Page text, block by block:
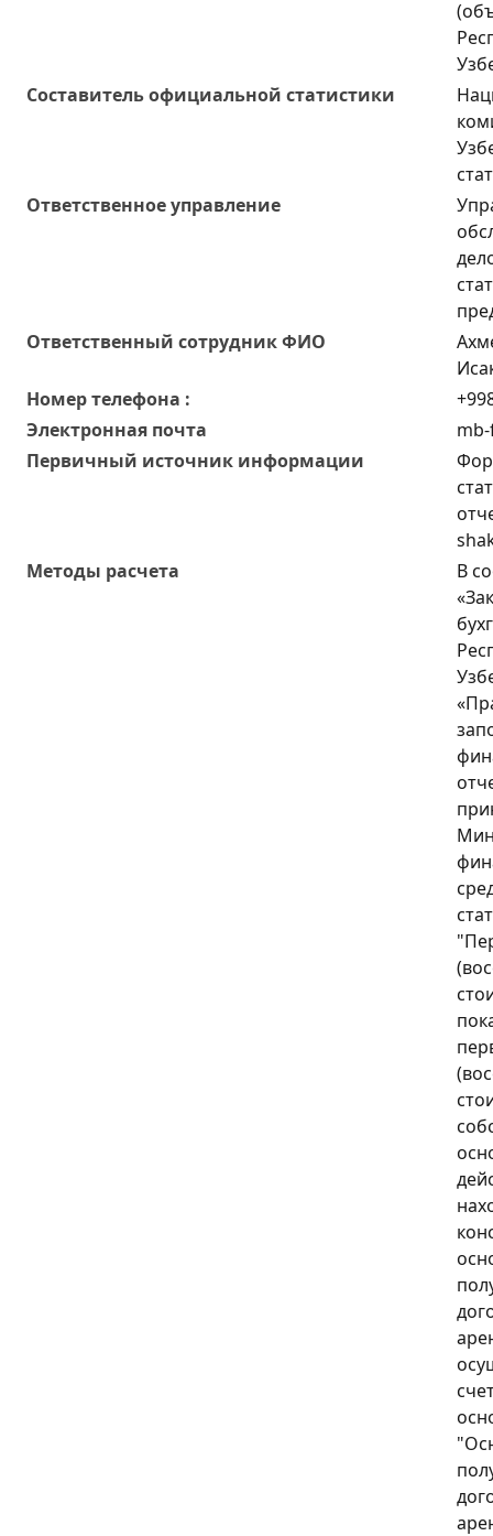
Составитель официальной статистики
Ответственное управление
Oтветственный сотрудник ФИО
Номер телефона :
Электронная почта
Первичный источник информации
Методы расчета
В